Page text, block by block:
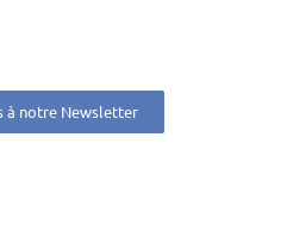
à notre Newsletter